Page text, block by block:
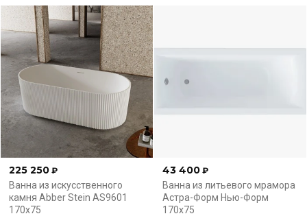
225 250 ₽
Ванна из искусственного
камня Abber Stein AS9601
170x75
43 400 ₽
Ванна из литьевого мрамора
Астра-Форм Нью-Форм
170x75